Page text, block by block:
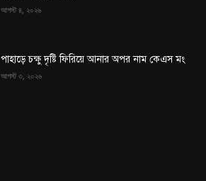
আগস্ট ৪, ২০২৬
পাহাড়ে চক্ষু দৃষ্টি ফিরিয়ে আনার অপর নাম কেএস মং
আগস্ট ৩, ২০২৬